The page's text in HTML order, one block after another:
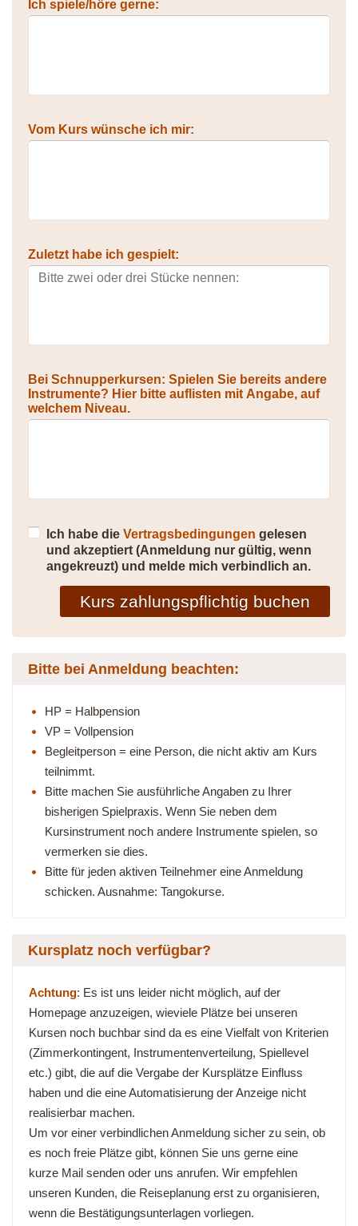
Ich spiele/höre gerne:
Vom Kurs wünsche ich mir:
Zuletzt habe ich gespielt:
Bei Schnupperkursen: Spielen Sie bereits andere
Instrumente? Hier bitte auflisten mit Angabe, auf
welchem Niveau.
Ich habe die Vertragsbedingungen gelesen
und akzeptiert (Anmeldung nur gültig, wenn
angekreuzt) und melde mich verbindlich an.
Kurs zahlungspflichtig buchen
Bitte bei Anmeldung beachten:
HP = Halbpension
VP = Vollpension
Begleitperson = eine Person, die nicht aktiv am Kurs
teilnimmt.
Bitte machen Sie ausführliche Angaben zu Ihrer
bisherigen Spielpraxis. Wenn Sie neben dem
Kursinstrument noch andere Instrumente spielen, so
vermerken sie dies.
Bitte für jeden aktiven Teilnehmer eine Anmeldung
schicken. Ausnahme: Tangokurse.
Kursplatz noch verfügbar?
Achtung: Es ist uns leider nicht möglich, auf der
Homepage anzuzeigen, wieviele Plätze bei unseren
Kursen noch buchbar sind da es eine Vielfalt von Kriterien
(Zimmerkontingent, Instrumentenverteilung, Spiellevel
etc.) gibt, die auf die Vergabe der Kursplätze Einfluss
haben und die eine Automatisierung der Anzeige nicht
realisierbar machen.
Um vor einer verbindlichen Anmeldung sicher zu sein, ob
es noch freie Plätze gibt, können Sie uns gerne eine
kurze Mail senden oder uns anrufen. Wir empfehlen
unseren Kunden, die Reiseplanung erst zu organisieren,
wenn die Bestätigungsunterlagen vorliegen.